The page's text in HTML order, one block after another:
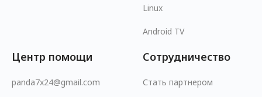
Linux
Android TV
Центр помощи
panda7x24@gmail.com
Сотрудничество
Стать партнером